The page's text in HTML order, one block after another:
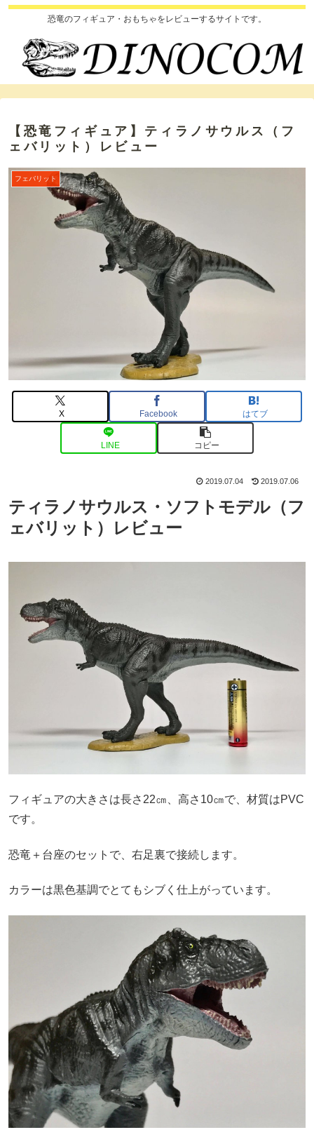
恐竜のフィギュア・おもちゃをレビューするサイトです。
【恐竜フィギュア】ティラノサウルス（フ
ェバリット）レビュー
フェバリット
X Facebook はてブ
LINE コピー
2019.07.04 2019.07.06
ティラノサウルス・ソフトモデル（フ
ェバリット）レビュー
フィギュアの大きさは長さ 22㎝、高さ 10㎝で、材質はPVC
です。
恐竜＋台座のセットで、右足裏で接続します。
カラーは黒色基調でとてもシブく仕上がっています。